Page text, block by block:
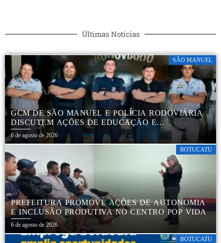
Últimas Notícias
SÃO MANUEL
GCM DE SÃO MANUEL E POLÍCIA RODOVIÁRIA
DISCUTEM AÇÕES DE EDUCAÇÃO E
SEGURANÇA NO TRÂNSITO
6 de agosto de 2026
BOTUCATU
PREFEITURA PROMOVE AÇÕES DE AUTONOMIA
E INCLUSÃO PRODUTIVA NO CENTRO POP VIDA
6 de agosto de 2026
BOTUCATU